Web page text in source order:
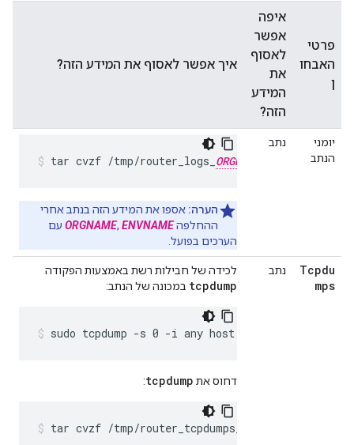
פרטי
האבחו
ן
איפה
אפשר
לאסוף
את
המידע
הזה?
איך אפשר לאסוף את המידע הזה?
יומני
הנתב
נתב
tar cvzf /tmp/router_logs_ ORGNAME ENVNAME
הערה: אספו את המידע הזה בנתב אחרי
ההחלפה
ORGNAME, ENVNAME
עם
הערכים בפועל.
Tcpdu
mps
נתב לכידה של חבילות רשת באמצעות הפקודה
tcpdump במכונה של הנתב:
sudo tcpdump -s 0 -i any host
דחוס את tcpdump
:
tar cvzf /tmp/